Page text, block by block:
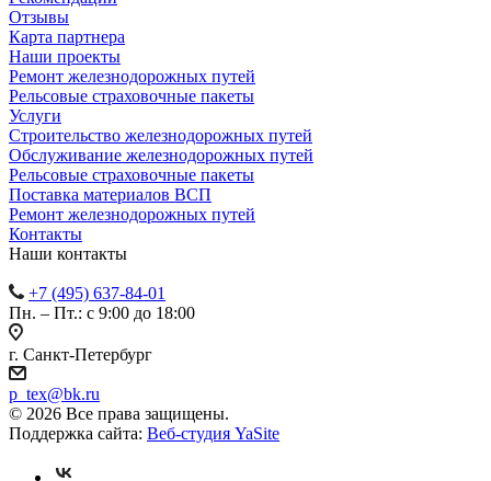
Отзывы
Карта партнера
Наши проекты
Ремонт железнодорожных путей
Рельсовые страховочные пакеты
Услуги
Строительство железнодорожных путей
Обслуживание железнодорожных путей
Рельсовые страховочные пакеты
Поставка материалов ВСП
Ремонт железнодорожных путей
Контакты
Наши контакты
+7 (495) 637-84-01
Пн. – Пт.: с 9:00 до 18:00
г. Санкт-Петербург
p_tex@bk.ru
© 2026 Все права защищены.
Поддержка сайта: Веб-студия YaSite